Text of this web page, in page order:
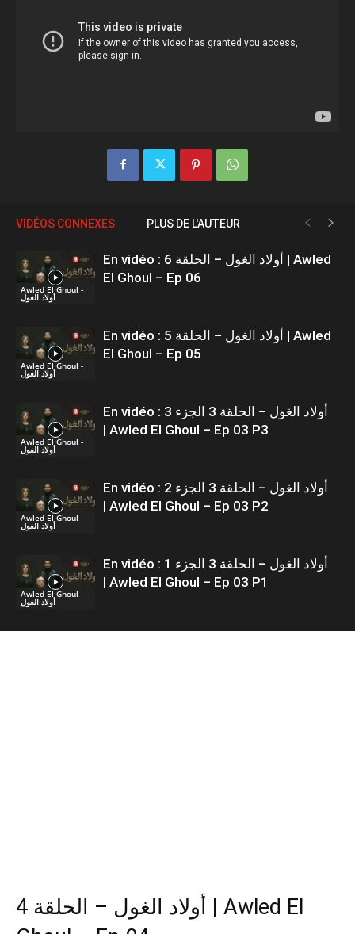
VIDÉOS CONNEXES PLUS DE L'AUTEUR
Awled El Ghoul -
أولاد الغول
En vidéo : أولاد الغول – الحلقة 6 | Awled
El Ghoul – Ep 06
Awled El Ghoul -
أولاد الغول
En vidéo : أولاد الغول – الحلقة 5 | Awled
El Ghoul – Ep 05
Awled El Ghoul -
أولاد الغول
En vidéo : أولاد الغول – الحلقة 3 الجزء 3
| Awled El Ghoul – Ep 03 P3
Awled El Ghoul -
أولاد الغول
En vidéo : أولاد الغول – الحلقة 3 الجزء 2
| Awled El Ghoul – Ep 03 P2
Awled El Ghoul -
أولاد الغول
En vidéo : أولاد الغول – الحلقة 3 الجزء 1
| Awled El Ghoul – Ep 03 P1
أولاد الغول – الحلقة 4 | Awled El